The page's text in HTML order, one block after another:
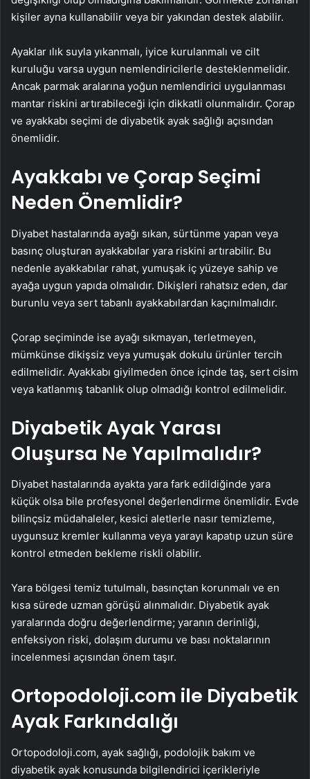
kişiler ayna kullanabilir veya bir yakından destek alabilir.
Ayaklar ılık suyla yıkanmalı, iyice kurulanmalı ve cilt
kuruluğu varsa uygun nemlendiricilerle desteklenmelidir.
Ancak parmak aralarına yoğun nemlendirici uygulanması
mantar riskini artırabileceği için dikkatli olunmalıdır. Çorap
ve ayakkabı seçimi de diyabetik ayak sağlığı açısından
önemlidir.
Ayakkabı ve Çorap Seçimi
Neden Önemlidir?
Diyabet hastalarında ayağı sıkan, sürtünme yapan veya
basınç oluşturan ayakkabılar yara riskini artırabilir. Bu
nedenle ayakkabılar rahat, yumuşak iç yüzeye sahip ve
ayağa uygun yapıda olmalıdır. Dikişleri rahatsız eden, dar
burunlu veya sert tabanlı ayakkabılardan kaçınılmalıdır.
Çorap seçiminde ise ayağı sıkmayan, terletmeyen,
mümkünse dikişsiz veya yumuşak dokulu ürünler tercih
edilmelidir. Ayakkabı giyilmeden önce içinde taş, sert cisim
veya katlanmış tabanlık olup olmadığı kontrol edilmelidir.
Diyabetik Ayak Yarası
Oluşursa Ne Yapılmalıdır?
Diyabet hastalarında ayakta yara fark edildiğinde yara
küçük olsa bile profesyonel değerlendirme önemlidir. Evde
bilinçsiz müdahaleler, kesici aletlerle nasır temizleme,
uygunsuz kremler kullanma veya yarayı kapatıp uzun süre
kontrol etmeden bekleme riskli olabilir.
Yara bölgesi temiz tutulmalı, basınçtan korunmalı ve en
kısa sürede uzman görüşü alınmalıdır. Diyabetik ayak
yaralarında doğru değerlendirme; yaranın derinliği,
enfeksiyon riski, dolaşım durumu ve bası noktalarının
incelenmesi açısından önem taşır.
Ortopodoloji.com ile Diyabetik
Ayak Farkındalığı
Ortopodoloji.com, ayak sağlığı, podolojik bakım ve
diyabetik ayak konusunda bilgilendirici içerikleriyle